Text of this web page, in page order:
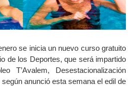
se inicia un nuevo curso gratuito
de los Deportes, que será impartido
T’Avalem, Desestacionalización
anunció esta semana el edil de